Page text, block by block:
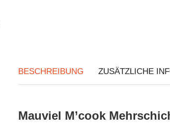
BESCHREIBUNG ZUSÄTZLICHE
Mauviel M’cook